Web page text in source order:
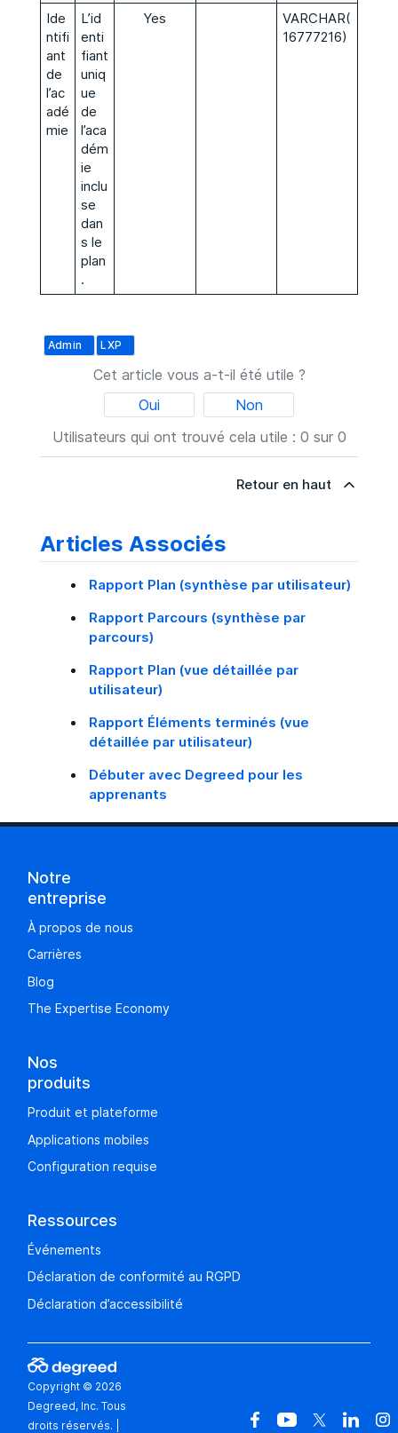
Ide
ntifi
ant
de
l’ac
adé
mie
L’id
enti
fiant
uniq
ue
de
l’aca
dém
ie
inclu
se
dan
s le
plan
.
Yes
VARCHAR(
16777216)
Admin LXP
Cet article vous a-t-il été utile ?
Oui
Non
Utilisateurs qui ont trouvé cela utile : 0 sur 0
Retour en haut
Articles Associés
Rapport Plan (synthèse par utilisateur)
Rapport Parcours (synthèse par
parcours)
Rapport Plan (vue détaillée par
utilisateur)
Rapport Éléments terminés (vue
détaillée par utilisateur)
Débuter avec Degreed pour les
apprenants
Notre
entreprise
À propos de nous
Carrières
Blog
The Expertise Economy
Nos
produits
Produit et plateforme
Applications mobiles
Configuration requise
Ressources
Événements
Déclaration de conformité au RGPD
Déclaration d’accessibilité
Copyright © 2026
Degreed, Inc. Tous
droits réservés.